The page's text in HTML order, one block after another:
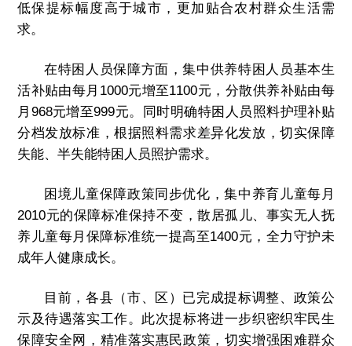
低保提标幅度高于城市，更加贴合农村群众生活需
求。
在特困人员保障方面，集中供养特困人员基本生
活补贴由每月1000元增至1100元，分散供养补贴由每
月968元增至999元。同时明确特困人员照料护理补贴
分档发放标准，根据照料需求差异化发放，切实保障
失能、半失能特困人员照护需求。
困境儿童保障政策同步优化，集中养育儿童每月
2010元的保障标准保持不变，散居孤儿、事实无人抚
养儿童每月保障标准统一提高至1400元，全力守护未
成年人健康成长。
目前，各县（市、区）已完成提标调整、政策公
示及待遇落实工作。此次提标将进一步织密织牢民生
保障安全网，精准落实惠民政策，切实增强困难群众